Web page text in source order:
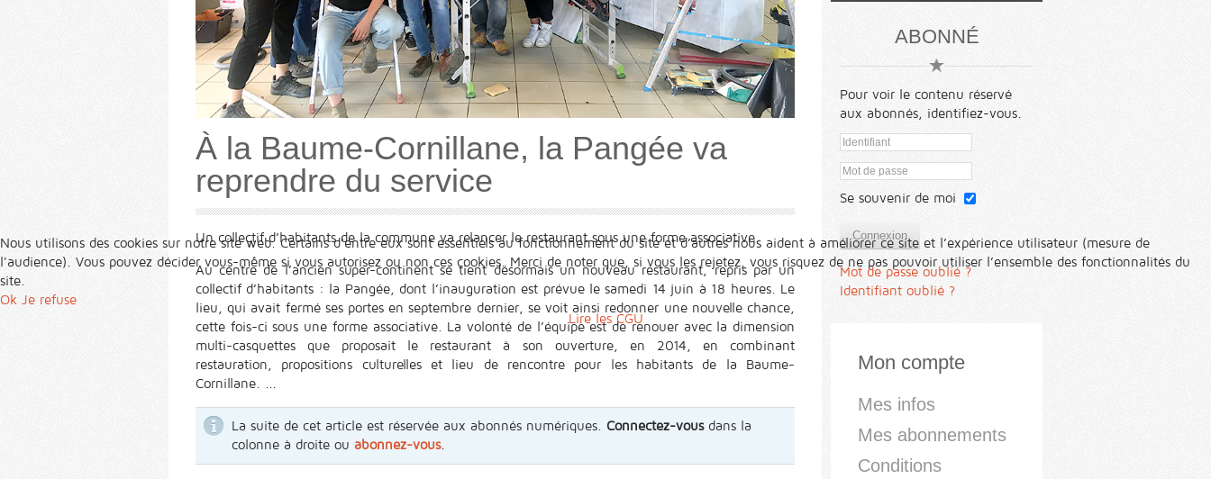
À la Baume-Cornillane, la Pangée va
reprendre du service
Un collectif d’habitants de la commune va relancer le restaurant sous une forme associative.
Au centre de l’ancien super-continent se tient désormais un nouveau restaurant, repris par un
collectif d’habitants : la Pangée, dont l’inauguration est prévue le samedi 14 juin à 18 heures. Le
lieu, qui avait fermé ses portes en septembre dernier, se voit ainsi redonner une nouvelle chance,
cette fois-ci sous une forme associative. La volonté de l’équipe est de renouer avec la dimension
multi-casquettes que proposait le restaurant à son ouverture, en 2014, en combinant
restauration, propositions culturelles et lieu de rencontre pour les habitants de la Baume-
Cornillane. ...
La suite de cet article est réservée aux abonnés numériques. Connectez-vousdans la
colonne à droite ou abonnez-vous.
ABONNÉ
Pour voir le contenu réservé
aux abonnés, identifiez-vous.
Se souvenir de moi
Connexion
Mot de passe oublié ?
Identifiant oublié ?
Mon compte
Mes infos
Mes abonnements
Conditions
Nous utilisons des cookies sur notre site web. Certains d’entre eux sont essentiels au fonctionnement du site et d’autres nous aident à améliorer ce site et l’expérience utilisateur (mesure de
l'audience). Vous pouvez décider vous-même si vous autorisez ou non ces cookies. Merci de noter que, si vous les rejetez, vous risquez de ne pas pouvoir utiliser l’ensemble des fonctionnalités du
site.
Ok Je refuse
Lire les CGU